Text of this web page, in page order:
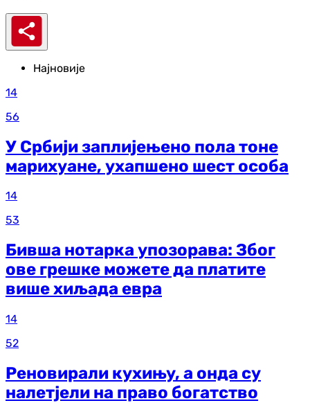
Најновије
14
56
У Србији заплијењено пола тоне
марихуане, ухапшено шест особа
14
53
Бивша нотарка упозорава: Због
ове грешке можете да платите
више хиљада евра
14
52
Реновирали кухињу, а онда су
налетјели на право богатство